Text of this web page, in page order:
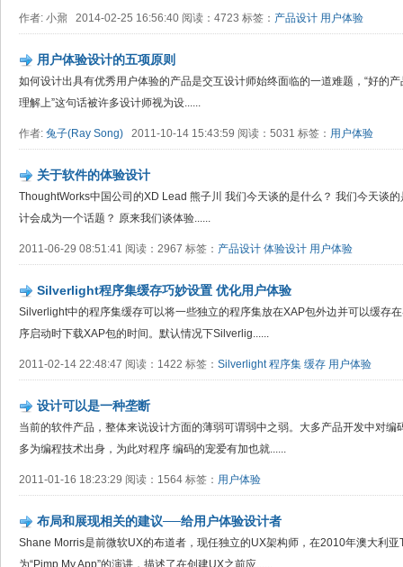
作者: 小鼐 2014-02-25 16:56:40 阅读：4723 标签： 产品设计 用户体验
用户体验设计的五项原则
如何设计出具有优秀用户体验的产品是交互设计师始终面临的一道难题，“好的
理解上”这句话被许多设计师视为设......
作者: 兔子(Ray Song) 2011-10-14 15:43:59 阅读：5031 标签： 用户体验
关于软件的体验设计
ThoughtWorks中国公司的XD Lead 熊子川 我们今天谈的是什么？ 我们今天谈
计会成为一个话题？ 原来我们谈体验......
2011-06-29 08:51:41 阅读：2967 标签： 产品设计 体验设计 用户体验
Silverlight程序集缓存巧妙设置 优化用户体验
Silverlight中的程序集缓存可以将一些独立的程序集放在XAP包外边并可以缓存
序启动时下载XAP包的时间。默认情况下Silverlig......
2011-02-14 22:48:47 阅读：1422 标签： Silverlight 程序集 缓存 用户体验
设计可以是一种垄断
当前的软件产品，整体来说设计方面的薄弱可谓弱中之弱。大多产品开发中对
多为编程技术出身，为此对程序 编码的宠爱有加也就......
2011-01-16 18:23:29 阅读：1564 标签： 用户体验
布局和展现相关的建议──给用户体验设计者
Shane Morris是前微软UX的布道者，现任独立的UX架构师，在2010年澳大利
为“Pimp My App”的演讲，描述了在创建UX之前应......